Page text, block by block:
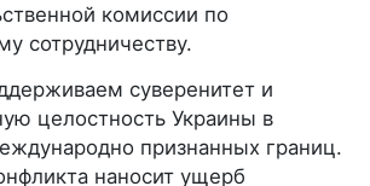
комиссии по
сотрудничеству.
суверенитет и
целостность Украины в
признанных границ.
наносит ущерб